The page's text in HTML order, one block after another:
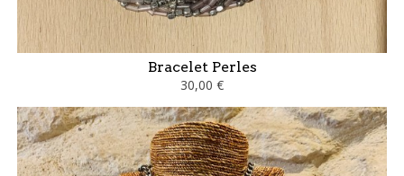
Bracelet Perles
30,00 €